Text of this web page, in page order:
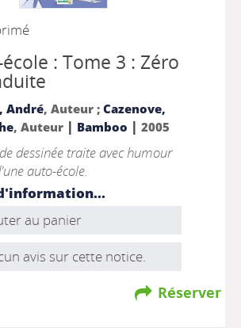
: Tome 3 : Zéro
André, Auteur ; Cazenove,
, Auteur | Bamboo | 2005
dessinée traite avec humour
auto-école.
au panier
avis sur cette notice.
Réserver